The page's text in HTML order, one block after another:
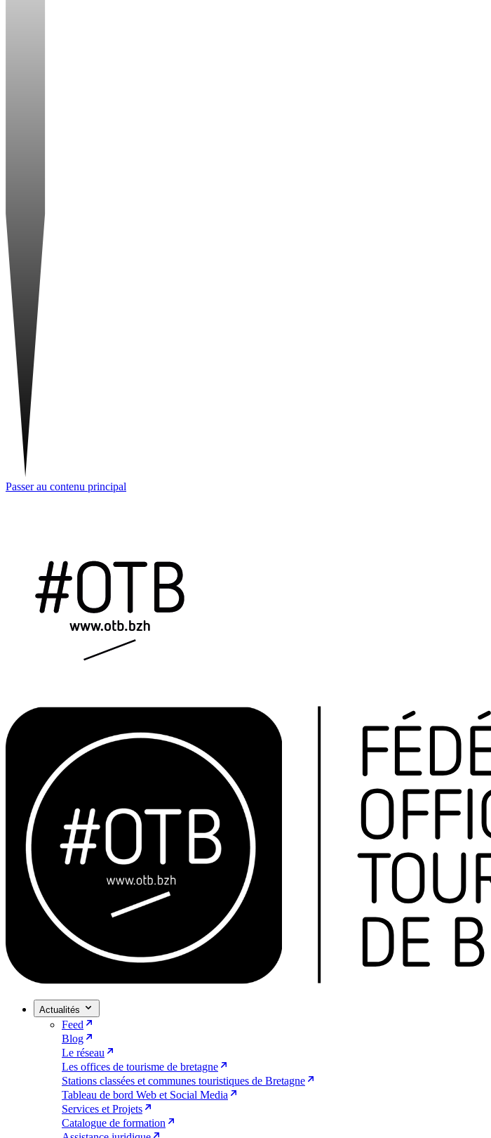
Passer au contenu principal
Actualités
Feed
Blog
Le réseau
Les offices de tourisme de bretagne
Stations classées et communes touristiques de Bretagne
Tableau de bord Web et Social Media
Services et Projets
Catalogue de formation